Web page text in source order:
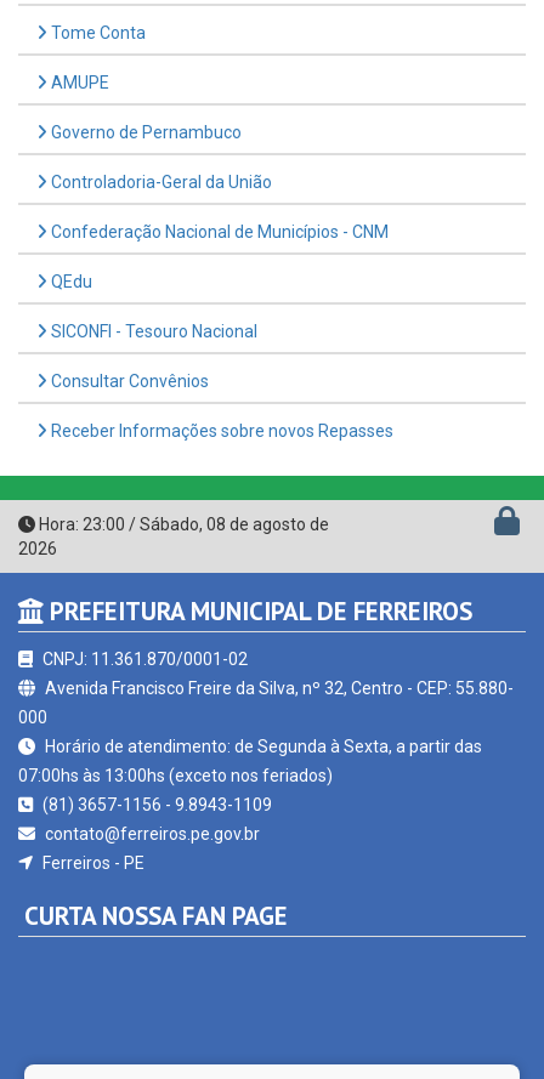
AMUPE
Governo de Pernambuco
Controladoria-Geral da União
Confederação Nacional de Municípios - CNM
QEdu
SICONFI - Tesouro Nacional
Consultar Convênios
Receber Informações sobre novos Repasses
Hora:23:00/Sábado,08 de agosto de
2026
PREFEITURA MUNICIPAL DE FERREIROS
CNPJ: 11.361.870/0001-02
000
Horário de atendimento: de Segunda à Sexta, a partir das
contato@ferreiros.pe.gov.br
Ferreiros - PE
CURTA NOSSA FAN PAGE